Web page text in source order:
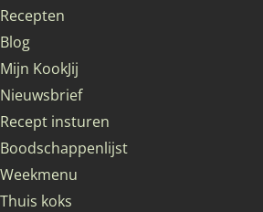
Recepten
Blog
Mijn KookJij
Nieuwsbrief
Recept insturen
Boodschappenlijst
Weekmenu
Thuis koks